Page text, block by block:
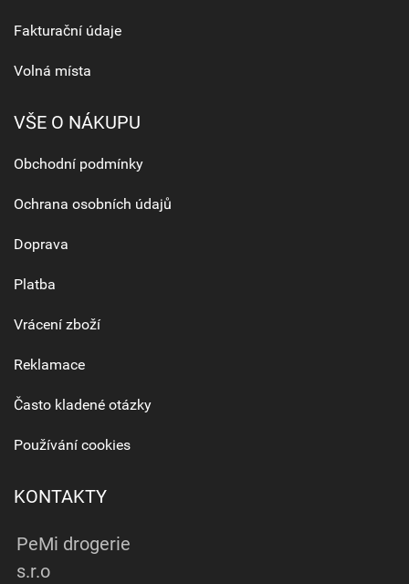
Fakturační údaje
Volná místa
VŠE O NÁKUPU
Obchodní podmínky
Ochrana osobních údajů
Doprava
Platba
Vrácení zboží
Reklamace
Často kladené otázky
Používání cookies
KONTAKTY
PeMi drogerie
s.r.o